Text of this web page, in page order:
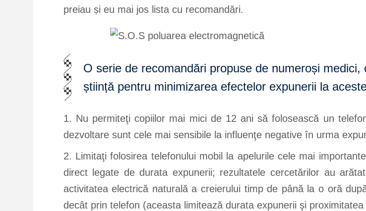
preiau și eu mai jos lista cu recomandări.
O serie de recomandări propuse de numeroși
știință pentru minimizarea efectelor expunerii la
1. Nu permiteţi copiilor mai mici de 12 ani să folosească un
dezvoltare sunt cele mai sensibile la influenţe negative în urma
2. Limitaţi folosirea telefonului mobil la apelurile cele mai
direct legate de durata expunerii; rezultatele cercetărilor au
activitatea electrică naturală a creierului timp de până la o oră
decât prin telefon (aceasta limitează durata expunerii şi proximitatea